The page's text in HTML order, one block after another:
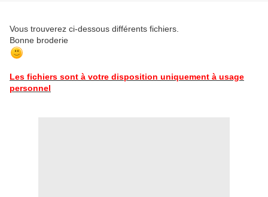
Vous trouverez ci-dessous différents fichiers.
Bonne broderie
Les fichiers sont à votre disposition uniquement à usage
personnel